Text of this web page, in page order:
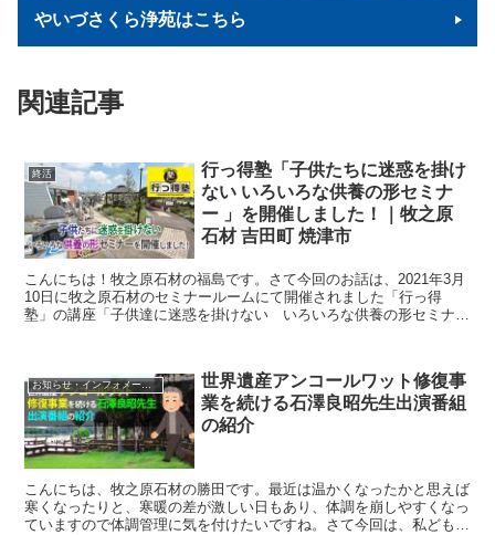
やいづさくら浄苑はこちら
関連記事
終活
行っ得塾「子供たちに迷惑を掛け
ない いろいろな供養の形セミナ
ー 」を開催しました！｜牧之原
石材 吉田町 焼津市
こんにちは！牧之原石材の福島です。さて今回のお話は、2021年3月
10日に牧之原石材のセミナールームにて開催されました「行っ得
塾」の講座「子供達に迷惑を掛けない いろいろな供養の形セミナ
お知らせ・インフォメーション
世界遺産アンコールワット修復事
業を続ける石澤良昭先生出演番組
の紹介
こんにちは、牧之原石材の勝田です。最近は温かくなったかと思えば
寒くなったりと、寒暖の差が激しい日もあり、体調を崩しやすくなっ
ていますので体調管理に気を付けたいですね。さて今回は、私ども牧